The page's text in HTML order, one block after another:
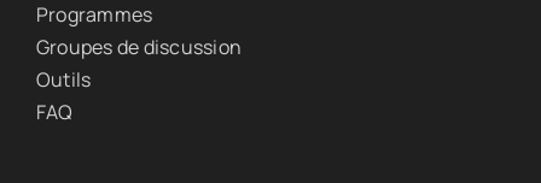
Programmes
Groupes de discussion
Outils
FAQ